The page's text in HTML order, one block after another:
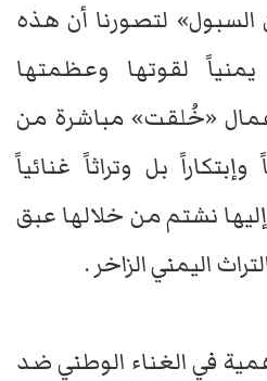
السبول» لتصورنا أن هذه
يمنياً لقوتها وعظمتها
«خُلقت» مباشرة من
بل وتراثاً غنائياً
نشتم من خلالها عبق
اليمني الزاخر .
في الغناء الوطني ضد